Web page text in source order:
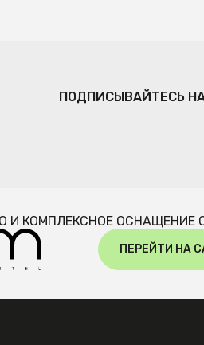
ПОДПИСЫВАЙТЕСЬ
И КОМПЛЕКСНОЕ ОСНАЩЕНИЕ
ПЕРЕЙТИ НА